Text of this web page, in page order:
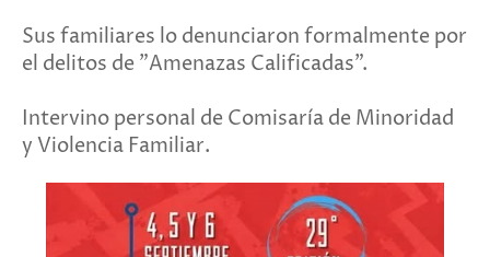
Sus familiares lo denunciaron formalmente por
el delitos de "Amenazas Calificadas".
Intervino personal de Comisaría de Minoridad
y Violencia Familiar.